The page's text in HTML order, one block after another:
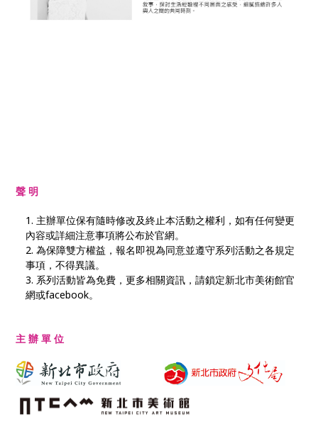
聲 明
主辦單位保有隨時修改及終止本活動之權利，如有任何變更
內容或詳細注意事項將公布於官網。
為保障雙方權益，報名即視為同意並遵守系列活動之各規定
事項，不得異議。
系列活動皆為免費，更多相關資訊，請鎖定新北市美術館官
網或facebook。
主 辦 單 位